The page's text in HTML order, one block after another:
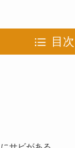
目次